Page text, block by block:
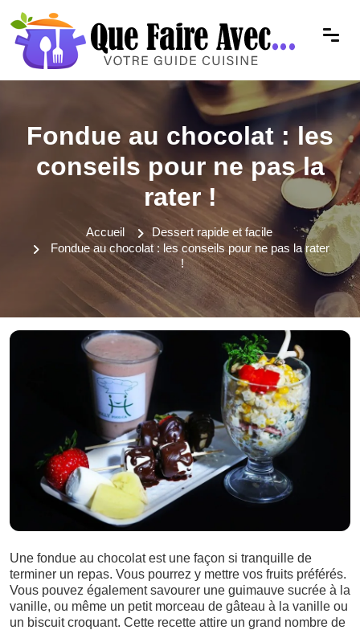
Fondue au chocolat : les
conseils pour ne pas la
rater !
Accueil
Dessert rapide et facile
Fondue au chocolat : les conseils pour ne pas la rater
!
Une fondue au chocolat est une façon si tranquille de
terminer un repas. Vous pourrez y mettre vos fruits préférés.
Vous pouvez également savourer une guimauve sucrée à la
vanille, ou même un petit morceau de gâteau à la vanille ou
un biscuit croquant. Cette recette attire un grand nombre de